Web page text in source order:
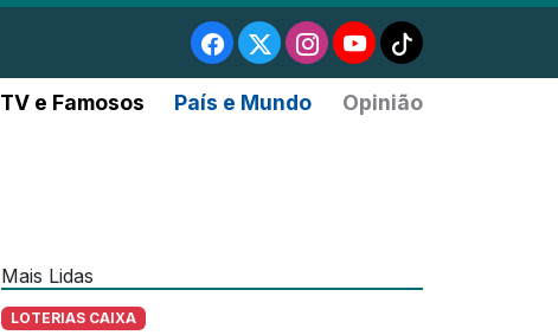
TV e Famosos País e Mundo Opinião
Mais Lidas
LOTERIAS CAIXA